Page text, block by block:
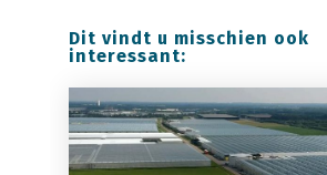
Dit vindt u misschien ook
interessant: